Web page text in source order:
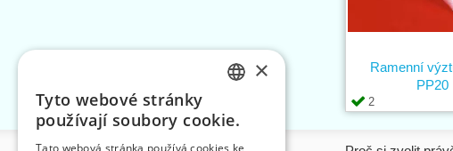
2
Ramenní
PP20
×
Tyto webové stránky
používají soubory cookie.
Tato webová stránka používá cookies ke